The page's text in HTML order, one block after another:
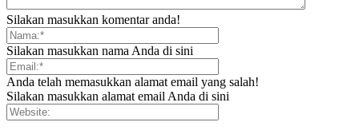
Silakan masukkan komentar anda!
Silakan masukkan nama Anda di sini
Anda telah memasukkan alamat email yang salah!
Silakan masukkan alamat email Anda di sini